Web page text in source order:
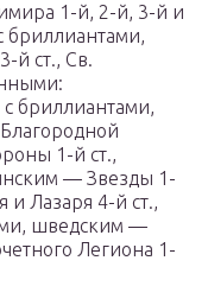
1-й, 2-й, 3-й и
бриллиантами,
й ст., Св.
бриллиантами,
1-й ст.,
— Звезды 1-
Лазаря 4-й ст.,
шведским —
Легиона 1-